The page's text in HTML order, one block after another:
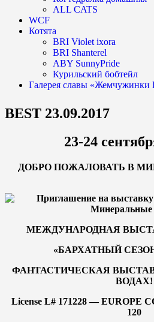
ALL CATS
WCF
Котята
BRI Violet ixora
BRI Shanterel
ABY SunnyPride
Курильский бобтейл
Галерея славы «Жемчужинки
BEST 23.09.2017
23-24
ДОБРО ПОЖАЛОВАТЬ В
МЕЖДУНАРОДНАЯ
«БАРХАТНЫЙ
ФАНТАСТИЧЕСКАЯ
ВОДАХ!
License L# 171228 — EUROPE
120